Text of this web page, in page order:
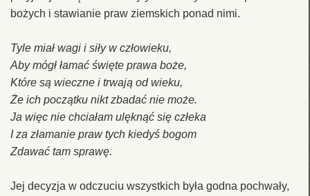
bożych i stawianie praw ziemskich ponad nimi.
Tyle miał wagi i siły w człowieku,
Aby mógł łamać święte prawa boże,
Które są wieczne i trwają od wieku,
Że ich początku nikt zbadać nie może.
Ja więc nie chciałam ulęknąć się człeka
I za złamanie praw tych kiedyś bogom
Zdawać tam sprawę.
Jej decyzja w odczuciu wszystkich była godna pochwały,